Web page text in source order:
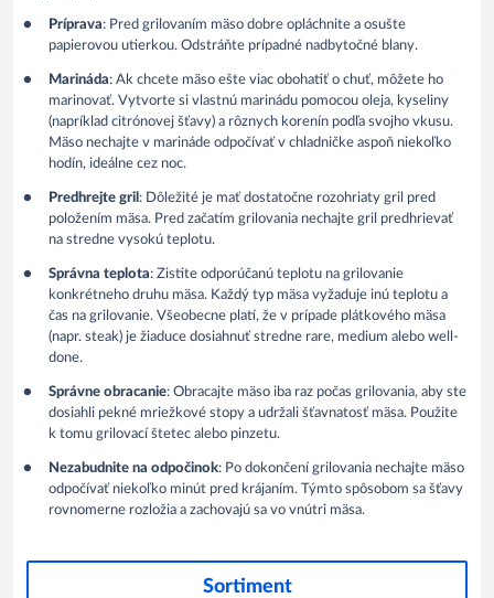
Príprava: Pred grilovaním mäso dobre opláchnite a osušte
papierovou utierkou. Odstráňte prípadné nadbytočné blany.
Marináda: Ak chcete mäso ešte viac obohatiť o chuť, môžete ho
marinovať. Vytvorte si vlastnú marinádu pomocou oleja, kyseliny
(napríklad citrónovej šťavy) a rôznych korenín podľa svojho vkusu.
Mäso nechajte v marináde odpočívať v chladničke aspoň niekoľko
hodín, ideálne cez noc.
Predhrejte gril : Dôležité je mať dostatočne rozohriaty gril pred
položením mäsa. Pred začatím grilovania nechajte gril predhrievať
na stredne vysokú teplotu.
Správna teplota: Zistite odporúčanú teplotu na grilovanie
konkrétneho druhu mäsa. Každý typ mäsa vyžaduje inú teplotu a
čas na grilovanie. Všeobecne platí, že v prípade plátkového mäsa
(napr. steak) je žiaduce dosiahnuť stredne rare, medium alebo well-
done.
Správne obracanie: Obracajte mäso iba raz počas grilovania, aby ste
dosiahli pekné mriežkové stopy a udržali šťavnatosť mäsa. Použite
k tomu grilovací štetec alebo pinzetu.
Nezabudnite na odpočinok: Po dokončení grilovania nechajte mäso
odpočívať niekoľko minút pred krájaním. Týmto spôsobom sa šťavy
rovnomerne rozložia a zachovajú sa vo vnútri mäsa.
Sortiment